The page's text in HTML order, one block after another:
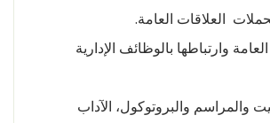
العلاقات العامة.
وارتباطها بالوظائف الإدارية
والمراسم والبروتوكول، الآداب